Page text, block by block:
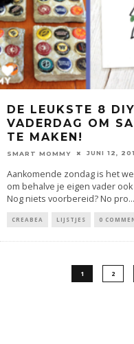
DE LEUKSTE 8
VADERDAG OM
TE MAKEN!
SMART MOMMY JUNI 12,
Aankomende zondag is het
om behalve je eigen vader
Nog niets voorbereid? No pro...
CREABEA LIJSTJES 0
1 2